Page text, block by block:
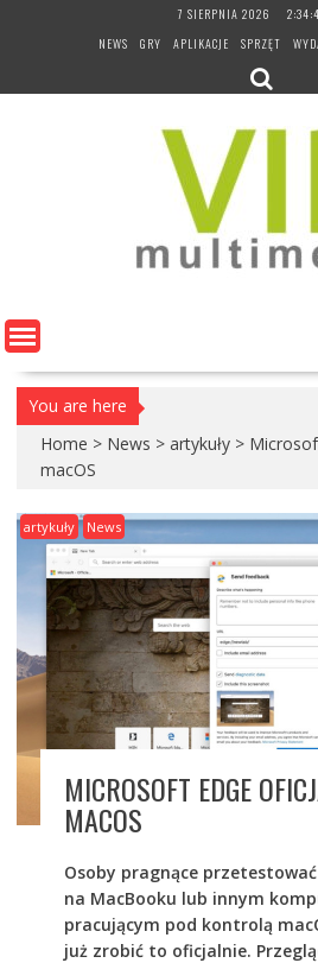
7 SIERPNIA 2026
NEWS
GRY APLIKACJE SPRZĘT
You are here
Home > News > artykuły >
macOS
artykuły News
MICROSOFT EDGE
MACOS
Osoby pragnące
na MacBooku lub innym
pracującym pod kontrolą
już zrobić to oficjalnie.